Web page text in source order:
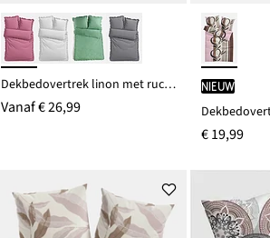
Dekbedovertrek linon met ruches
Vanaf€ 26,99
Nieuw
€ 19,99